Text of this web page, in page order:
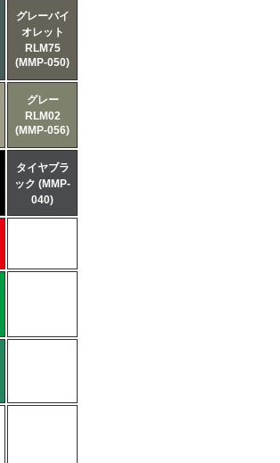
グレーバイ
オレット
RLM75
(MMP-050)
グレー
RLM02
(MMP-056)
タイヤブラ
ック (MMP-
040)